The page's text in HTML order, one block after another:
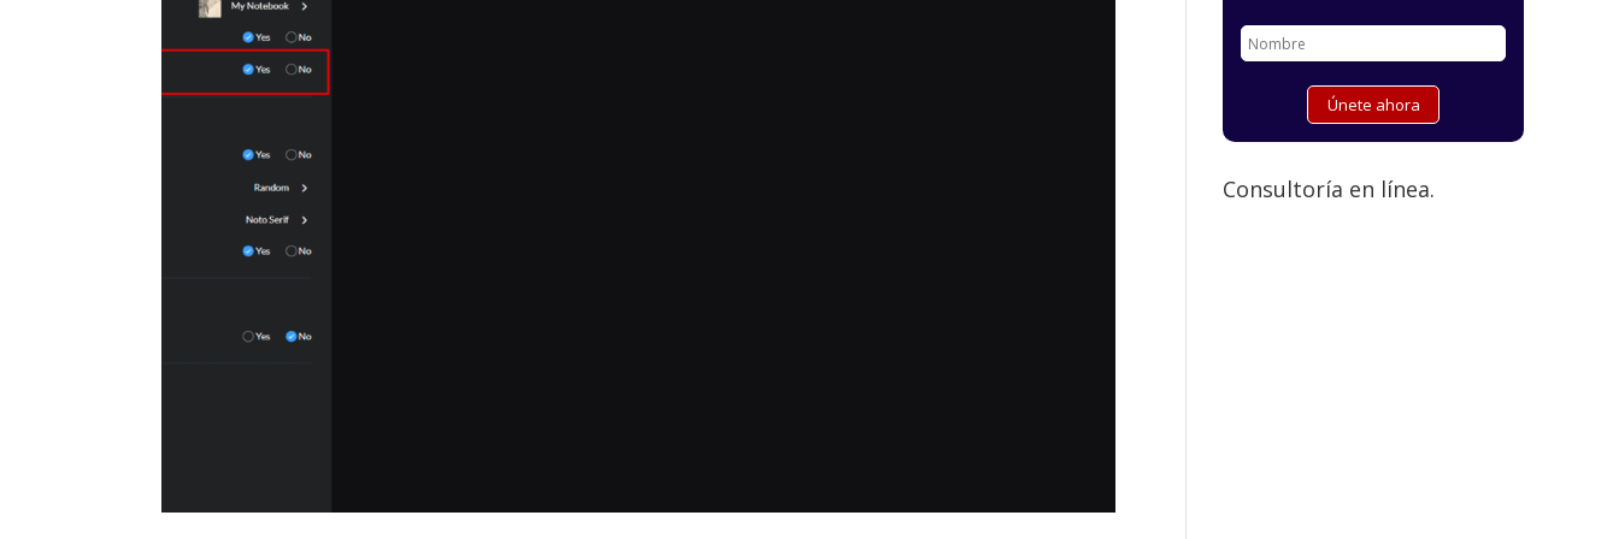
Consultoría en línea.